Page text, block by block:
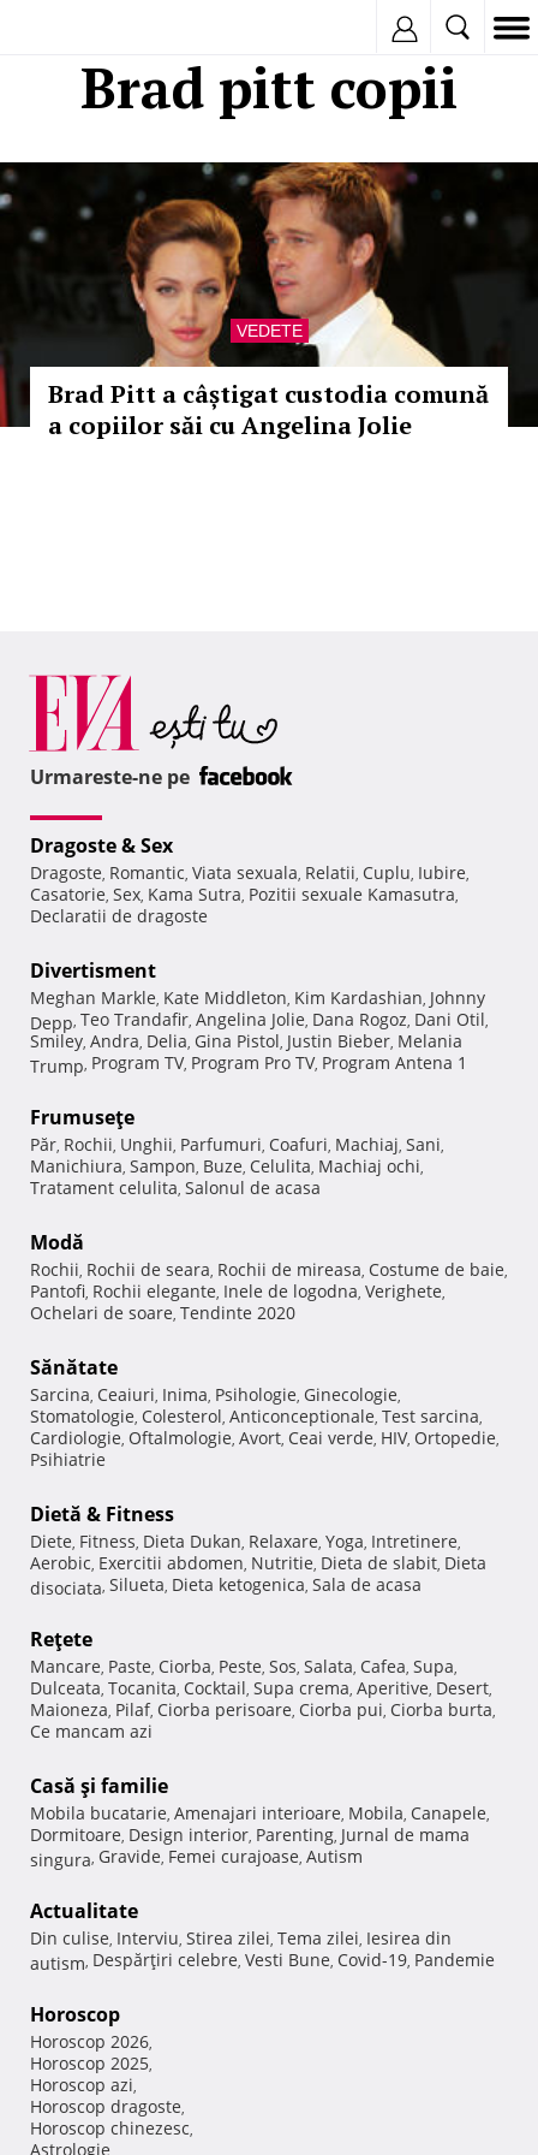
Brad pitt copii
VEDETE
Brad Pitt a câștigat custodia comună
a copiilor săi cu Angelina Jolie
Urmareste-ne pe
Dragoste & Sex
Dragoste, Romantic, Viata sexuala, Relatii, Cuplu, Iubire,
Casatorie, Sex, Kama Sutra, Pozitii sexuale Kamasutra,
Declaratii de dragoste
Divertisment
Meghan Markle, Kate Middleton, Kim Kardashian, Johnny
Depp, Teo Trandafir, Angelina Jolie, Dana Rogoz, Dani Otil,
Smiley, Andra, Delia, Gina Pistol, Justin Bieber, Melania
Trump, Program TV, Program Pro TV, Program Antena 1
Frumuseţe
Păr, Rochii, Unghii, Parfumuri, Coafuri, Machiaj, Sani,
Manichiura, Sampon, Buze, Celulita, Machiaj ochi,
Tratament celulita, Salonul de acasa
Modă
Rochii, Rochii de seara, Rochii de mireasa, Costume de baie,
Pantofi, Rochii elegante, Inele de logodna, Verighete,
Ochelari de soare, Tendinte 2020
Sănătate
Sarcina, Ceaiuri, Inima, Psihologie, Ginecologie,
Stomatologie, Colesterol, Anticonceptionale, Test sarcina,
Cardiologie, Oftalmologie, Avort, Ceai verde, HIV, Ortopedie,
Psihiatrie
Dietă & Fitness
Diete, Fitness, Dieta Dukan, Relaxare, Yoga, Intretinere,
Aerobic, Exercitii abdomen, Nutritie, Dieta de slabit, Dieta
disociata, Silueta, Dieta ketogenica, Sala de acasa
Reţete
Mancare, Paste, Ciorba, Peste, Sos, Salata, Cafea, Supa,
Dulceata, Tocanita, Cocktail, Supa crema, Aperitive, Desert,
Maioneza, Pilaf, Ciorba perisoare, Ciorba pui, Ciorba burta,
Ce mancam azi
Casă şi familie
Mobila bucatarie, Amenajari interioare, Mobila, Canapele,
Dormitoare, Design interior, Parenting, Jurnal de mama
singura, Gravide, Femei curajoase, Autism
Actualitate
Din culise, Interviu, Stirea zilei, Tema zilei, Iesirea din
autism, Despărţiri celebre, Vesti Bune, Covid-19, Pandemie
Horoscop
Horoscop 2026,
Horoscop 2025,
Horoscop azi,
Horoscop dragoste,
Horoscop chinezesc,
Astrologie